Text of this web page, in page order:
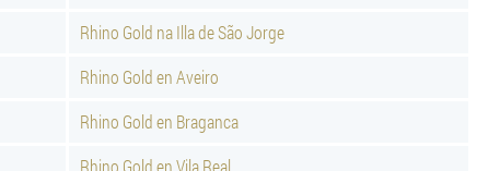
Rhino Gold na Illa de São Jorge
Rhino Gold en Aveiro
Rhino Gold en Braganca
Rhino Gold en Vila Real